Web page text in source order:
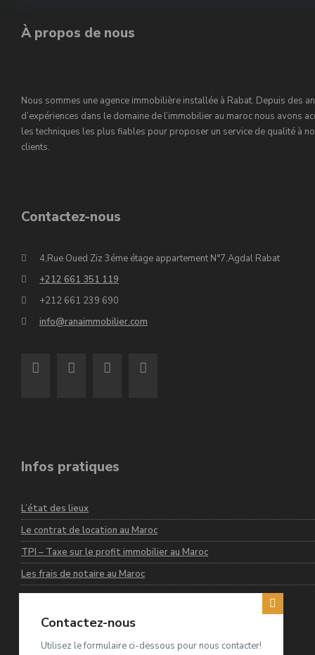
À propos de nous
Nous sommes une agence immobilière installée à Rabat. Depuis des
d’expériences dans le domaine de l’immobilier au maroc nous avons
les techniques les plus fiables pour proposer un service de qualité à
clients.
Contactez-nous
4,Rue Oued Ziz 3éme étage appartement N°7,Agdal Rabat
+212 661 351 119
+212 661 239 690
info@ranaimmobilier.com
Infos pratiques
L’état des lieux
Le contrat de location au Maroc
TPI – Taxe sur le profit immobilier au Maroc
Les frais de notaire au Maroc
Dernières annonces
Contactez-nous
Utilisez le formulaire ci-dessous pour nous contacter!